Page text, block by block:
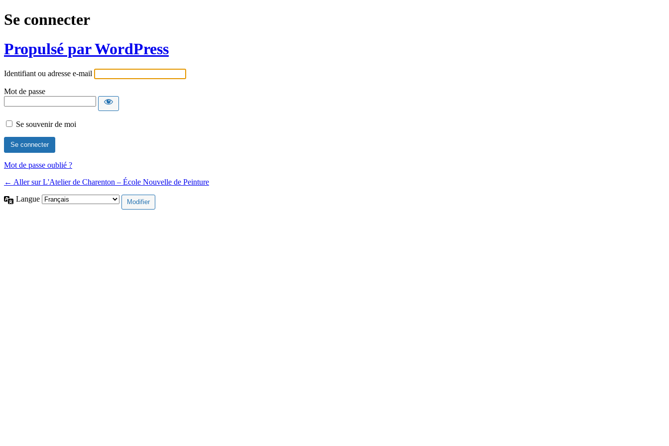
Se connecter
Propulsé par WordPress
Identifiant ou adresse e-mail
Mot de passe
Se souvenir de moi
Mot de passe oublié ?
← Aller sur L'Atelier de Charenton – École Nouvelle de Peinture
Langue